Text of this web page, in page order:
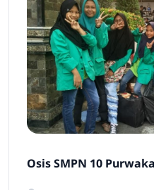
Osis SMPN 10